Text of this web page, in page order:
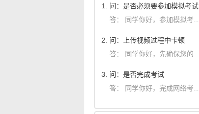
1. 问：是否必须要参加模拟考试
答：
同学你好，参加模拟考试是为了测试手机是否符合硬件要求，同时可以熟悉考试的流程，以及调整好考试拍摄的角度。请务必在正式考试之前，完成模拟考试并提交视频。
2. 问：上传视频过程中卡顿
答：
同学你好，先确保您的手机内存足够，然后保持网络的良好链接，如果出现长时间卡顿可以退出后台进程，点击重新上传。
3. 问：是否完成考试
答：
同学你好，完成网络考试之后，点击提交视频，显示上传成功表示完成。你也可以点退出之后点击网络考试按钮，页面显示完成考试代表考试成功，显示已结束代表未按要求完成考试。